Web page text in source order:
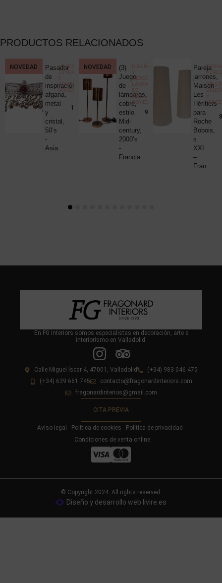
PRODUCTOS RELACIONADOS
,
€
NOVEDAD
Pasador
de
inspiración
afgana,
metal
y
cristal,
50’s
-
Asia
JOYERÍA
JOYERÍA
Y
COMPLEMENTOS
NOVEDADES
190,00
NOVEDAD
(3)
Juego
de
lámparas,
cobre,
estilo
Mid-
century,
2000’s
-
Francia
DISEÑO
Y
MIDCENTURY
LÁMPARAS
DE
MESA,
NOVEDADES
980,00
Pareja
jarrones,
Maison
Les
Héritiers
para
Roche
Bobois,
s.
XXI
–
Fran...
Y
Y
En FG Interiors somos especialistas en decoración, arte e
interiorismo en Valladolid.
Calle Miguel Íscar 4, 47001, Valladolid
(+34) 983 046 475
(+34) 639 661 745
contacto@fragonardinteriors.com
fragonardinterios@gmail.com
CITA PREVIA
Aviso legal Política de cookies
Política de privacidad
Condiciones de venta online
© Copyright 2024. All rights reserved.
Diseño y desarrollo web livire.es